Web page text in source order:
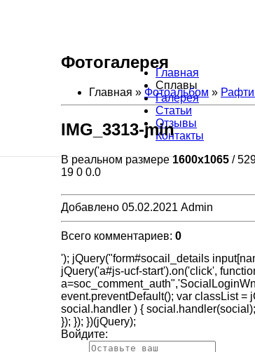
Главная
Сплавы
Галерея
Статьи
Отзывы
Контакты
Фотогалерея
Главная » Фотоальбом »
IMG_3313-min
В реальном размере1600x1065/
19 0 0.0
Добавлено 05.02.2021 Admin
Всего комментариев: 0
'); jQuery("form#socail_details
jQuery('a#js-ucf-start').on('click',
event.preventDefault(); var classList =
social.handler ) {
}); }); })(jQuery);
Войдите: